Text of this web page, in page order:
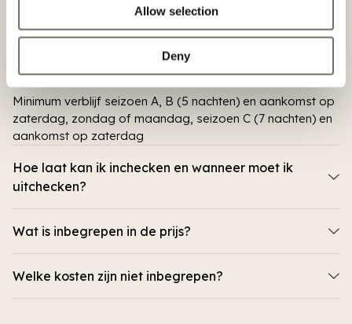
Allow selection
Deny
Veel gestelde vragen
Wat is het minimum verblijf en op welke dag kan ik
aankomen?
Minimum verblijf seizoen A, B (5 nachten) en aankomst op
zaterdag, zondag of maandag, seizoen C (7 nachten) en
aankomst op zaterdag
Hoe laat kan ik inchecken en wanneer moet ik
uitchecken?
Wat is inbegrepen in de prijs?
Welke kosten zijn niet inbegrepen?